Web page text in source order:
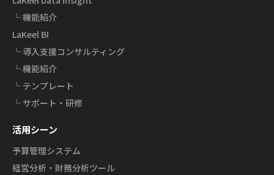
└ 機能紹介
LaKeel BI
└ 導入支援コンサルティング
└ 機能紹介
└ テンプレート
└ サポート・研修
活用シーン
予算管理システム
経営分析・財務分析ツール